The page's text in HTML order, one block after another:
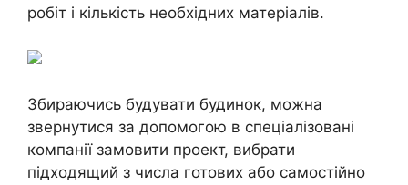
робіт і кількість необхідних матеріалів.
Збираючись будувати будинок, можна
звернутися за допомогою в спеціалізовані
компанії замовити проект, вибрати
підходящий з числа готових або самостійно